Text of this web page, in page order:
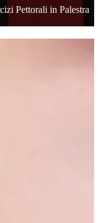
Pettorali in Palestra